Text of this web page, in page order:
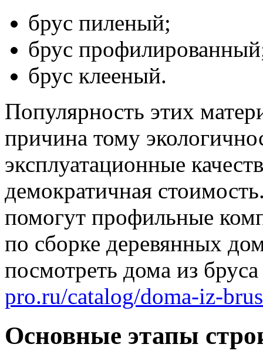
брус пиленый;
брус
брус клееный.
Популярность этих
причина тому
эксплуатационные
демократичная
помогут профильные
по сборке деревянных
посмотреть дома из
pro.ru/catalog/doma-iz-
Основные этапы